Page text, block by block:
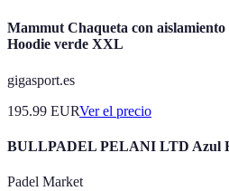
Mammut Chaqueta con
Hoodie verde XXL
gigasport.es
195.99 EURVer el precio
BULLPADEL PELANI LTD Azul
Padel Market